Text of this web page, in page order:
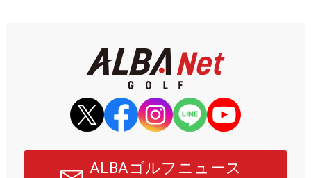
ALBAゴルフニュース